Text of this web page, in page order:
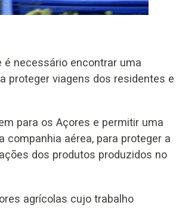
é necessário encontrar uma
proteger viagens dos residentes e
para os Açores e permitir uma
companhia aérea, para proteger a
dos produtos produzidos no
agrícolas cujo trabalho